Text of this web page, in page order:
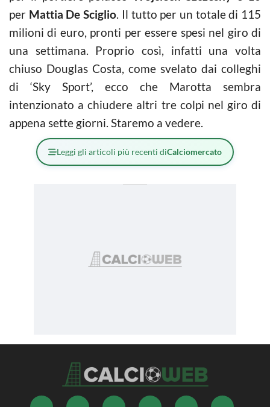
per Mattia De Sciglio. Il tutto per un totale di 115
milioni di euro, pronti per essere spesi nel giro di
una settimana. Proprio così, infatti una volta
chiuso Douglas Costa, come svelato dai colleghi
di ‘Sky Sport’, ecco che Marotta sembra
intenzionato a chiudere altri tre colpi nel giro di
appena sette giorni. Staremo a vedere.
Leggi gli articoli più recenti diCalciomercato